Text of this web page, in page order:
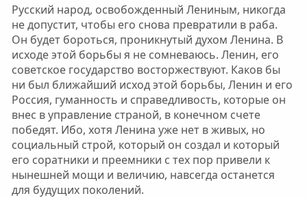
Русский народ, освобожденный Лениным, никогда
не допустит, чтобы его снова превратили в раба.
Он будет бороться, проникнутый духом Ленина. В
исходе этой борьбы я не сомневаюсь. Ленин, его
советское государство восторжествуют. Каков бы
ни был ближайший исход этой борьбы, Ленин и его
Россия, гуманность и справедливость, которые он
внес в управление страной, в конечном счете
победят. Ибо, хотя Ленина уже нет в живых, но
социальный строй, который он создал и который
его соратники и преемники с тех пор привели к
нынешней мощи и величию, навсегда останется
для будущих поколений.